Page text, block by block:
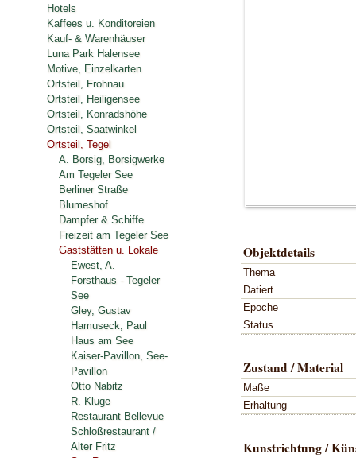
Objektdetails
Thema
Datiert
Epoche
Status
Zustand / Material
Maße
Erhaltung
Kunstrichtung /
Hotels
Kaffees u. Konditoreien
Kauf- & Warenhäuser
Luna Park Halensee
Motive, Einzelkarten
Ortsteil, Frohnau
Ortsteil, Heiligensee
Ortsteil, Konradshöhe
Ortsteil, Saatwinkel
Ortsteil, Tegel
A. Borsig, Borsigwerke
Am Tegeler See
Berliner Straße
Blumeshof
Dampfer & Schiffe
Freizeit am Tegeler See
Gaststätten u. Lokale
Ewest, A.
Forsthaus - Tegeler
See
Gley, Gustav
Hamuseck, Paul
Haus am See
Kaiser-Pavillon, See-
Pavillon
Otto Nabitz
R. Kluge
Restaurant Bellevue
Schloßrestaurant /
Alter Fritz